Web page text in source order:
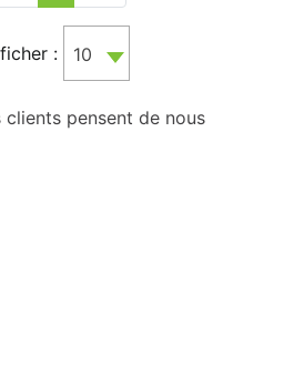
: 10
clients pensent de nous